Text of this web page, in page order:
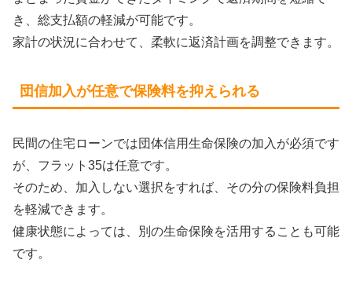
き、総支払額の軽減が可能です。
家計の状況に合わせて、柔軟に返済計画を調整できます。
団信加入が任意で保険料を抑えられる
民間の住宅ローンでは団体信用生命保険の加入が必須です
が、フラット35は任意です。
そのため、加入しない選択をすれば、その分の保険料負担
を軽減できます。
健康状態によっては、別の生命保険を活用することも可能
です。